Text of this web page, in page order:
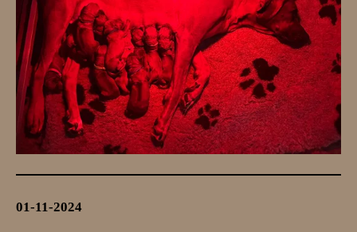
01-11-2024